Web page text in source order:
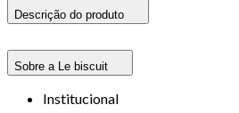
Descrição do produto
Sobre a Le biscuit
Institucional